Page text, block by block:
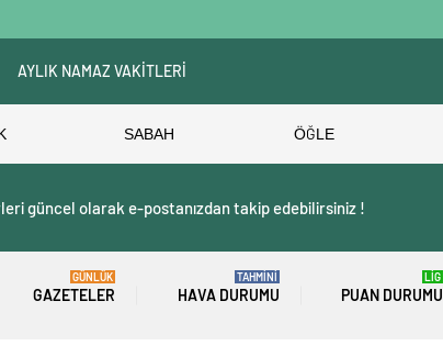
AYLIK NAMAZ VAKİTLERİ
SABAH ÖĞLE
güncel olarak e-postanızdan takip edebilirsiniz !
GAZETELER
GÜNLÜK
HAVA DURUMU
TAHMİNİ
PUAN DURUMU
LİG